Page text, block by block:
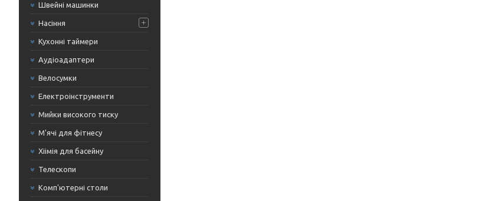
Швейні машинки
Насіння
Кухонні таймери
Аудіоадаптери
Велосумки
Електроінструменти
Мийки високого тиску
М'ячі для фітнесу
Хіімія для басейну
Телескопи
Комп'ютерні столи